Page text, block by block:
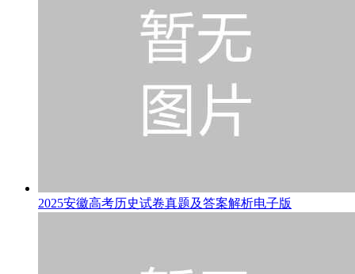
2025安徽高考历史试卷真题及答案解析电子版